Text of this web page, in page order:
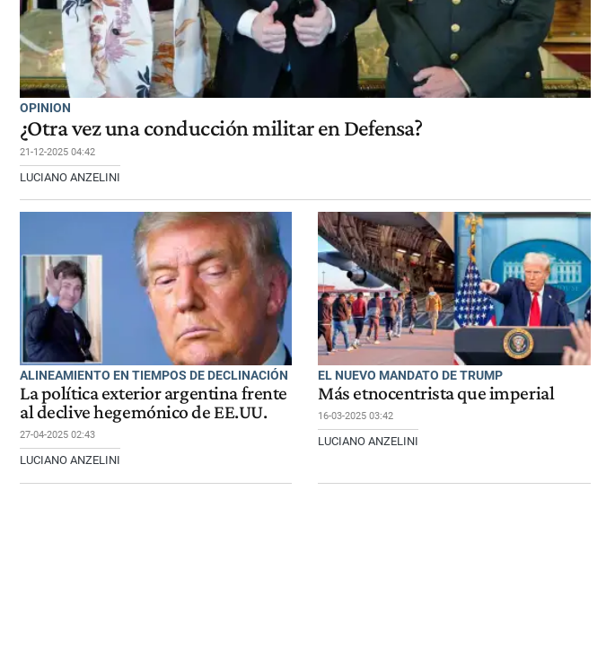
OPINION
¿Otra vez una conducción militar en Defensa?
21-12-2025 04:42
LUCIANO ANZELINI
ALINEAMIENTO EN TIEMPOS DE DECLINACIÓN
La política exterior argentina frente
al declive hegemónico de EE.UU.
27-04-2025 02:43
LUCIANO ANZELINI
EL NUEVO MANDATO DE TRUMP
Más etnocentrista que imperial
16-03-2025 03:42
LUCIANO ANZELINI